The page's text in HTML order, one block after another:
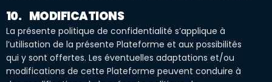
10. MODIFICATIONS
La présente politique de confidentialité s’applique à
l’utilisation de la présente Plateforme et aux possibilités
qui y sont offertes. Les éventuelles adaptations et/ou
modifications de cette Plateforme peuvent conduire à